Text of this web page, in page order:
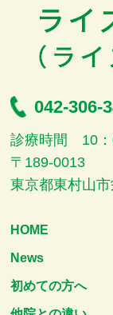
042-306-
診療時間 10：
〒189-0013
東京都東村山
HOME
News
初めての方へ